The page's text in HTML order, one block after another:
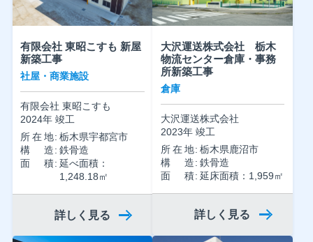
有限会社 東昭こすも 新屋
新築工事
社屋・商業施設
有限会社 東昭こすも
2024年 竣工
所在地 栃木県宇都宮市
構造 鉄骨造
面積 延べ面積：
1,248.18㎡
詳しく見る
大沢運送株式会社 栃木
物流センター倉庫・事務
所新築工事
倉庫
大沢運送株式会社
2023年 竣工
所在地 栃木県鹿沼市
構造 鉄骨造
面積 延床面積：1,959㎡
詳しく見る